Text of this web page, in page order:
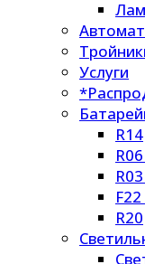
Услуги
R14
R20